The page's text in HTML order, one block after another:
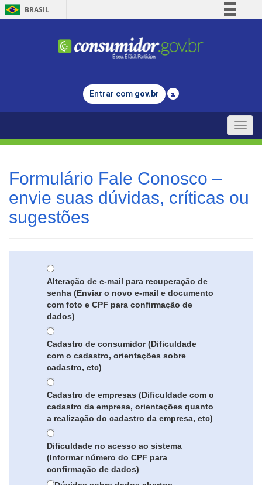
BRASIL
Comunica BR
Legislação
Entrar com gov.br
Toggle
Formulário Fale Conosco –
envie suas dúvidas, críticas ou
sugestões
Alteração de e-mail para recuperação de
senha (Enviar o novo e-mail e documento
com foto e CPF para confirmação de
dados)
Cadastro de consumidor (Dificuldade
com o cadastro, orientações sobre
cadastro, etc)
Cadastro de empresas (Dificuldade com o
cadastro da empresa, orientações quanto
a realização do cadastro da empresa, etc)
Dificuldade no acesso ao sistema
(Informar número do CPF para
confirmação de dados)